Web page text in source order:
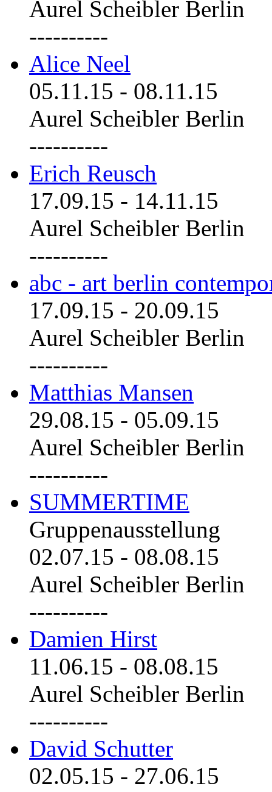
Aurel Scheibler Berlin
----------
Alice Neel
05.11.15 - 08.11.15
Aurel Scheibler Berlin
----------
Erich Reusch
17.09.15 - 14.11.15
Aurel Scheibler Berlin
----------
abc - art berlin
17.09.15 - 20.09.15
Aurel Scheibler Berlin
----------
Matthias Mansen
29.08.15 - 05.09.15
Aurel Scheibler Berlin
----------
SUMMERTIME
Gruppenausstellung
02.07.15 - 08.08.15
Aurel Scheibler Berlin
----------
Damien Hirst
11.06.15 - 08.08.15
Aurel Scheibler Berlin
----------
David Schutter
02.05.15 - 27.06.15